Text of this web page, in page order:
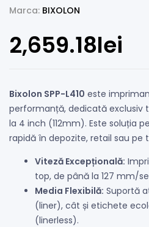
Marca: BIXOLON
2,659.18lei
Bixolon SPP-L410 este
performanță, dedicată exclusiv
la 4 inch (112mm). Este soluția
rapidă în depozite, retail sau pe
Viteză Excepțională:
top, de până la 127 mm/
Media Flexibilă: Suportă
(liner), cât și etichete
(linerless).